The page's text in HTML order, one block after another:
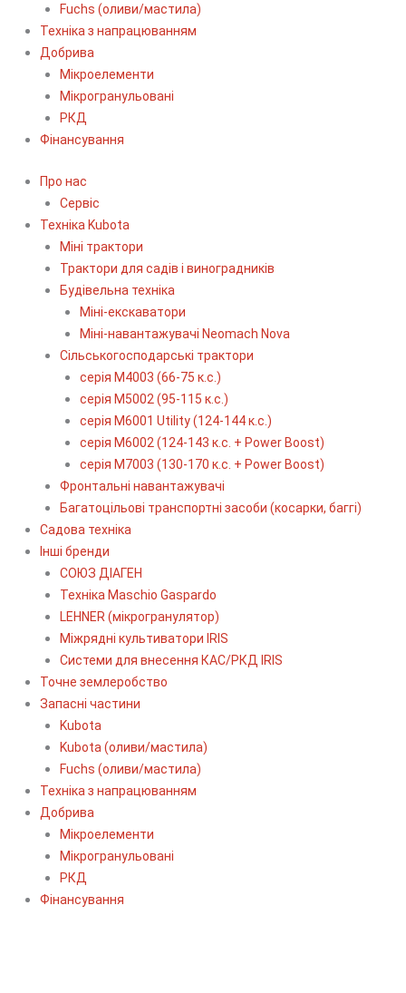
Fuchs (оливи/мастила)
Техніка з напрацюванням
Добрива
Мікроелементи
Мікрогранульовані
РКД
Фінансування
Про нас
Сервіс
Технiка Kubota
Міні трактори
Трактори для садів і виноградників
Будівельна техніка
Міні-екскаватори
Міні-навантажувачі Neomach Nova
Сільськогосподарські трактори
серія М4003 (66-75 к.с.)
серія М5002 (95-115 к.с.)
серія M6001 Utility (124-144 к.с.)
серія М6002 (124-143 к.с. + Power Boost)
серія М7003 (130-170 к.с. + Power Boost)
Фронтальні навантажувачі
Багатоцільові транспортні засоби (косарки, баггі)
Садова техніка
Інші бренди
СОЮЗ ДІАГЕН
Техніка Maschio Gaspardo
LEHNER (мікрогранулятор)
Міжрядні культиватори IRIS
Системи для внесення КАС/РКД IRIS
Точне землеробство
Запасні частини
Kubota
Kubota (оливи/мастила)
Fuchs (оливи/мастила)
Техніка з напрацюванням
Добрива
Мікроелементи
Мікрогранульовані
РКД
Фінансування